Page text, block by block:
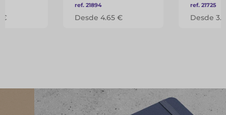
€
ref. 21894
Desde 4.65 €
ref. 21725
Desde